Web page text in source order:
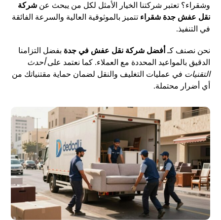
وشقراء؟ تعتبر شركتنا الخيار الأمثل لكل من يبحث عنشركة
نقل عفش جدة شقراء تتميز بالموثوقية العالية والسرعة الفائقة
في التنفيذ.
نحن نصنف كـ أفضل شركة نقل عفش في جدة بفضل التزامنا
الدقيق بالمواعيد المحددة مع العملاء. كما نعتمد علىأحدث
التقنيات في عمليات التغليف والنقل لضمان حماية مقتنياتك من
أي أضرار محتملة.